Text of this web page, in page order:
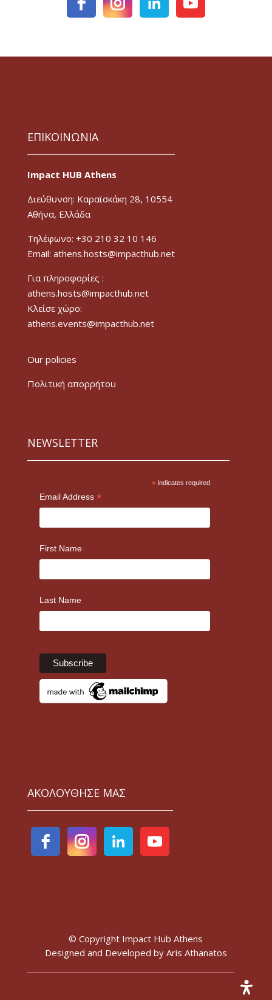
ΕΠΙΚΟΙΝΩΝΙΑ
Impact HUB Athens
Διεύθυνση: Καραϊσκάκη 28, 10554
Αθήνα, Ελλάδα
Τηλέφωνο: +30 210 32 10 146
Email: athens.hosts@impacthub.net
Για πληροφορίες :
athens.hosts@impacthub.net
Κλείσε χώρο:
athens.events@impacthub.net
Our policies
Πολιτική απορρήτου
NEWSLETTER
* indicates required
Email Address *
First Name
Last Name
ΑΚΟΛΟΥΘΗΣΕ ΜΑΣ
© Copyright Impact Hub Athens
Designed and Developed by Aris Athanatos